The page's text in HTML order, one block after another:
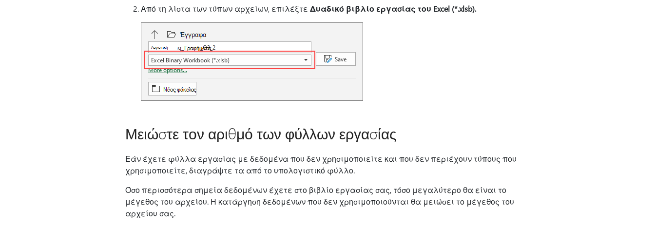
Από τη λίστα των τύπων αρχείων, επιλέξτε Δυαδικό βιβλίο εργασίας του Excel (*.xlsb).
Μειώστε τον αριθμό των φύλλων εργασίας
Εάν έχετε φύλλα εργασίας με δεδομένα που δεν χρησιμοποιείτε και που δεν περιέχουν τύπους που
χρησιμοποιείτε, διαγράψτε τα από το υπολογιστικό φύλλο.
Όσο περισσότερα σημεία δεδομένων έχετε στο βιβλίο εργασίας σας, τόσο μεγαλύτερο θα είναι το
μέγεθος του αρχείου. Η κατάργηση δεδομένων που δεν χρησιμοποιούνται θα μειώσει το μέγεθος του
αρχείου σας.